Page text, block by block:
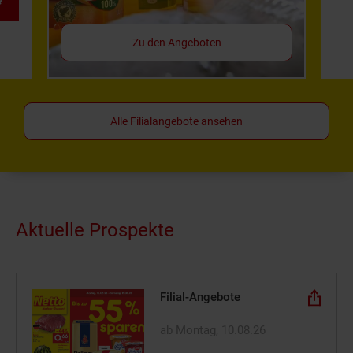
Zu den Angeboten
Alle Filialangebote ansehen
Aktuelle Prospekte
Filial-Angebote